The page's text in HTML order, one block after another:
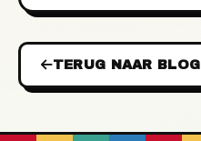
TERUG NAAR BLOG